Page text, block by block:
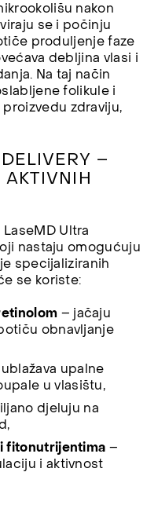
nakon
se i počinju
produljenje faze
debljina vlasi i
Na taj način
folikule i
zdraviju,
–
Ultra
nastaju omogućuju
specijaliziranih
se koriste:
– jačaju
obnavljanje
upalne
u vlasištu,
djeluju na
fitonutrijentima –
i aktivnost